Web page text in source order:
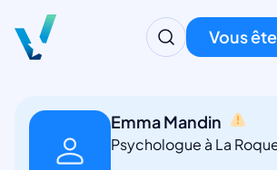
Vous
Emma Mandin
Psychologue à La